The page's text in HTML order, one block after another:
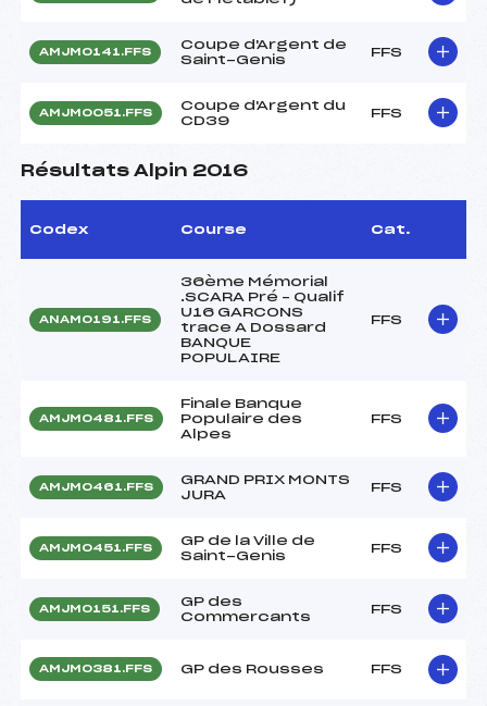
AMJM0141.FFS
Coupe d'Argent de
Saint-Genis
FFS
AMJM0051.FFS
Coupe d'Argent du
CD39
FFS
Résultats Alpin 2016
Codex Course Cat.
ANAM0191.FFS
36ème Mémorial
.SCARA Pré – Qualif
U16 GARCONS
trace A Dossard
BANQUE
POPULAIRE
FFS
AMJM0481.FFS
Finale Banque
Populaire des
Alpes
FFS
AMJM0461.FFS
GRAND PRIX MONTS
JURA
FFS
AMJM0451.FFS
GP de la Ville de
Saint-Genis
FFS
AMJM0151.FFS
GP des
Commercants
FFS
AMJM0381.FFS GP des Rousses FFS